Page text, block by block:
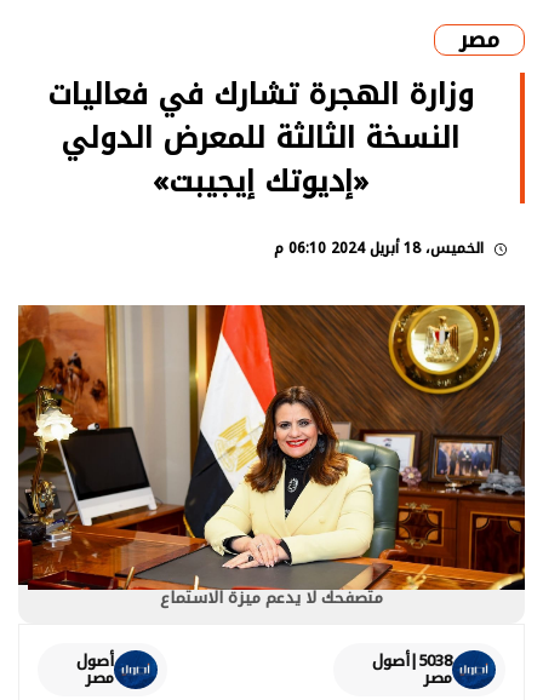
مصر
وزارة الهجرة تشارك في فعاليات
النسخة الثالثة للمعرض الدولي
«إديوتك إيجيبت»
الخميس، 18 أبريل 2024 06:10 م
متصفحك لا يدعم ميزة الاستماع
5038|أصول
مصر
أصول
مصر